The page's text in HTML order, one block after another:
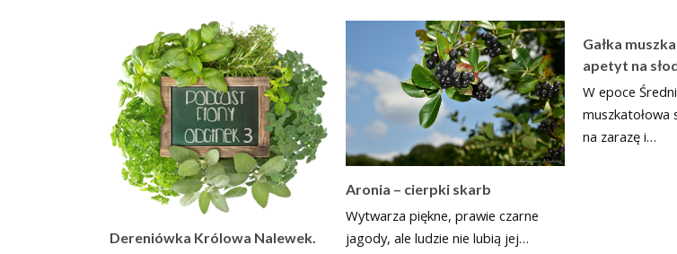
Dereniówka Królowa Nalewek.
Aronia – cierpki skarb
Wytwarza piękne, prawie czarne
jagody, ale ludzie nie lubią jej…
Gałka
apetyt na
W epoce
muszkatołowa
na zarazę i…